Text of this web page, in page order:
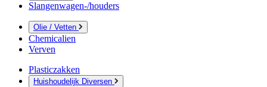
Slangenwagen-/houders
Olie / Vetten
Chemicalien
Verven
Plasticzakken
Huishoudelijk Diversen